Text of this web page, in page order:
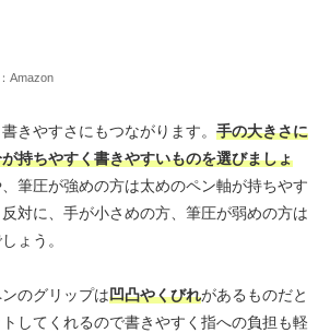
Amazon
きやすさにもつながります。 手の大きさに
持ちやすく書きやすいものを選びましょ
筆圧が強めの方は太めのペン軸が持ちやす
対に、手が小さめの方、筆圧が弱めの方は
ょう。
のグリップは凹凸やくびれがあるものだと
してくれるので書きやすく指への負担も軽